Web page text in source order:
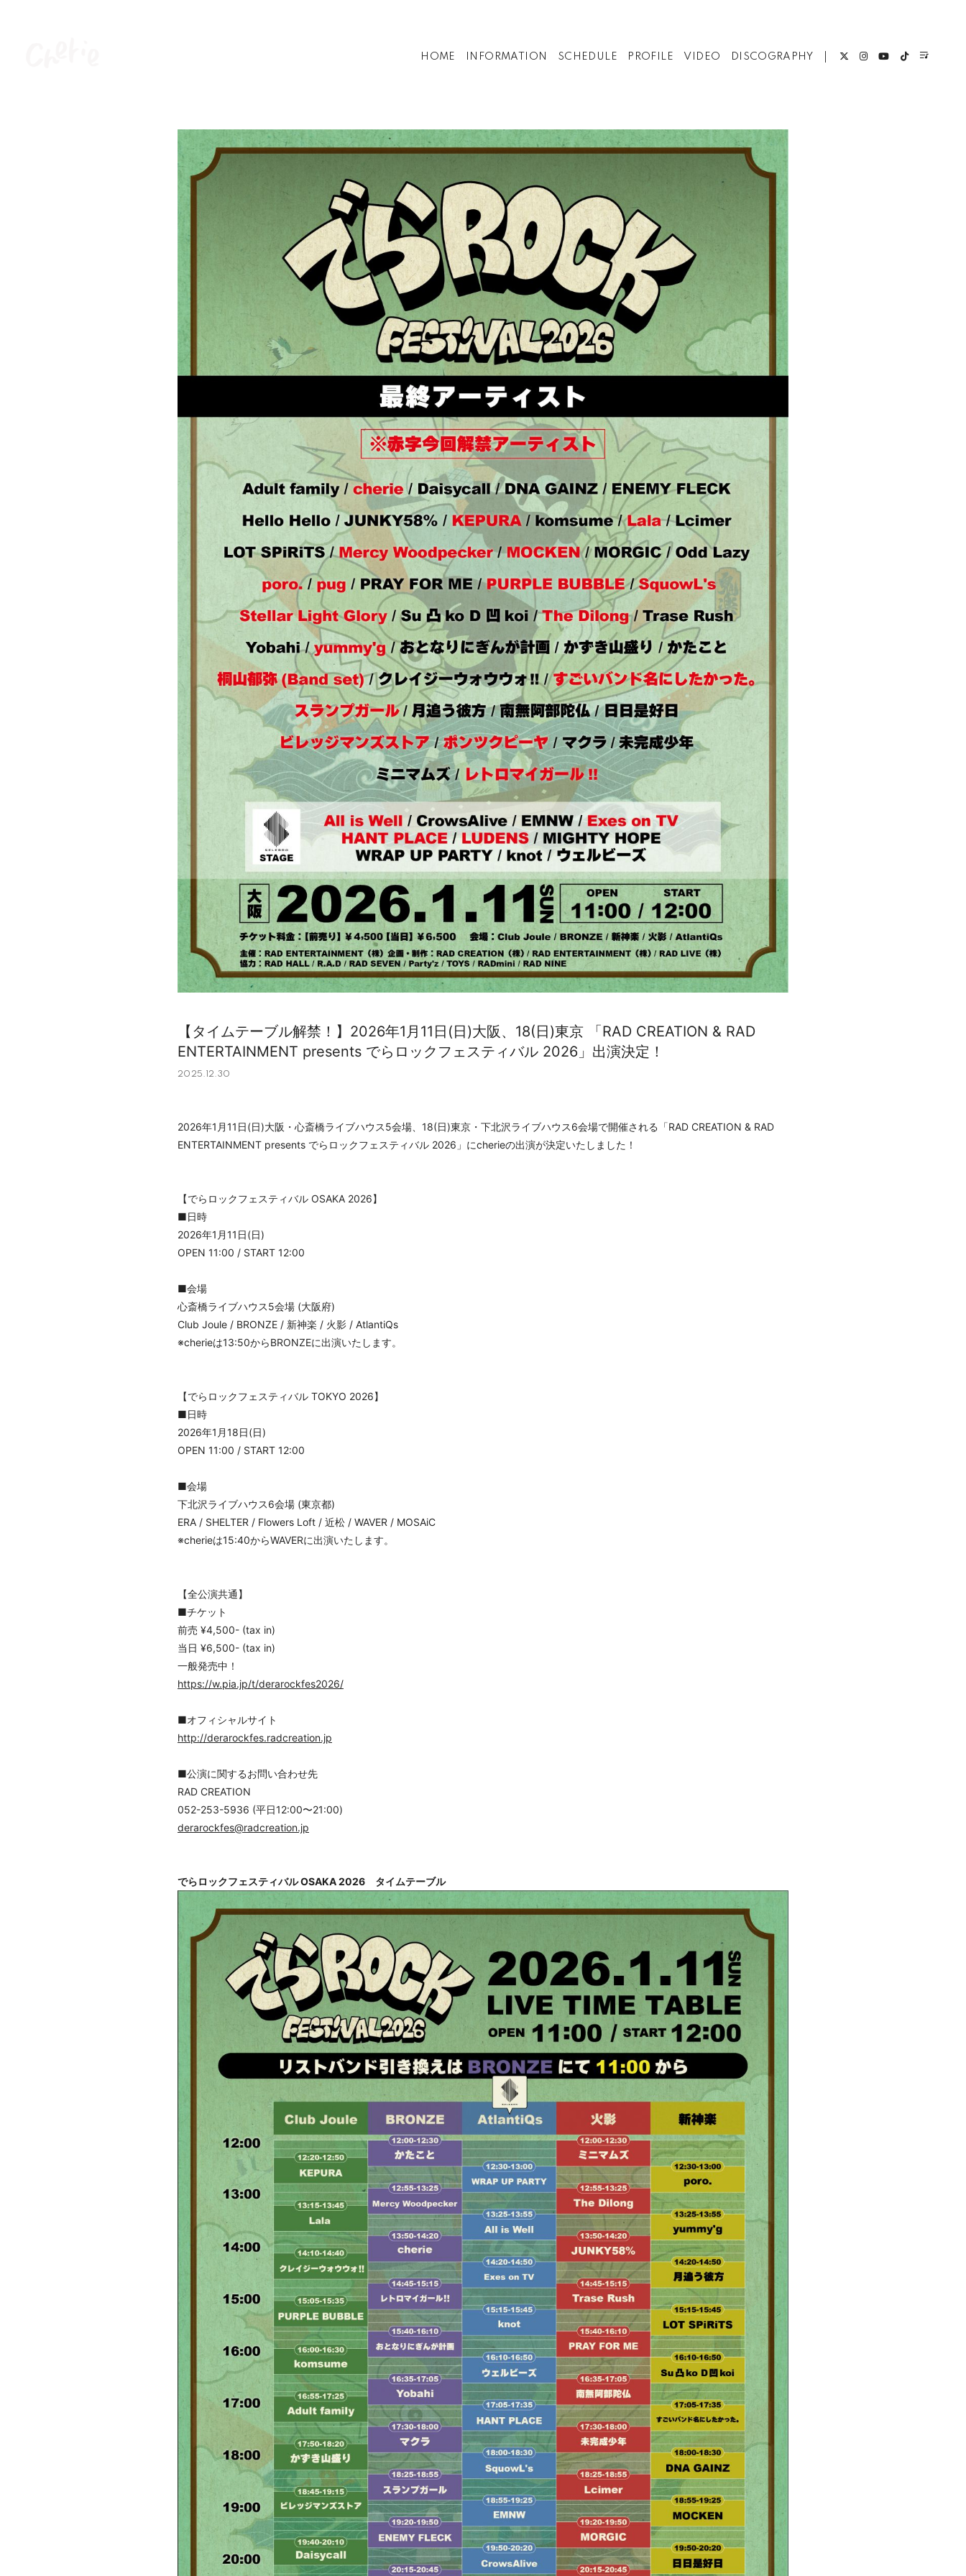
HOME INFORMATION SCHEDULE PROFILE VIDEO DISCOGRAPHY
【タイムテーブル解禁！】2026年1月11日(日)大阪、18(日)東京 「RAD CREATION & RAD
ENTERTAINMENT presents でらロックフェスティバル 2026」出演決定！
2025.12.30
2026年1月11日(日)大阪・心斎橋ライブハウス5会場、18(日)東京・下北沢ライブハウス6会場で開催される「RAD CREATION & RAD
ENTERTAINMENT presents でらロックフェスティバル 2026」にcherieの出演が決定いたしました！
【でらロックフェスティバル OSAKA 2026】
■日時
2026年1月11日(日)
OPEN 11:00 / START 12:00
■会場
心斎橋ライブハウス5会場 (大阪府)
Club Joule / BRONZE / 新神楽 / 火影 / AtlantiQs
※cherieは13:50からBRONZEに出演いたします。
【でらロックフェスティバル TOKYO 2026】
■日時
2026年1月18日(日)
OPEN 11:00 / START 12:00
■会場
下北沢ライブハウス6会場 (東京都)
ERA / SHELTER / Flowers Loft / 近松 / WAVER / MOSAiC
※cherieは15:40からWAVERに出演いたします。
【全公演共通】
■チケット
前売 ¥4,500- (tax in)
当日 ¥6,500- (tax in)
一般発売中！
https://w.pia.jp/t/derarockfes2026/
■オフィシャルサイト
http://derarockfes.radcreation.jp
■公演に関するお問い合わせ先
RAD CREATION
052-253-5936 (平日12:00〜21:00)
derarockfes@radcreation.jp
でらロックフェスティバル OSAKA 2026 タイムテーブル